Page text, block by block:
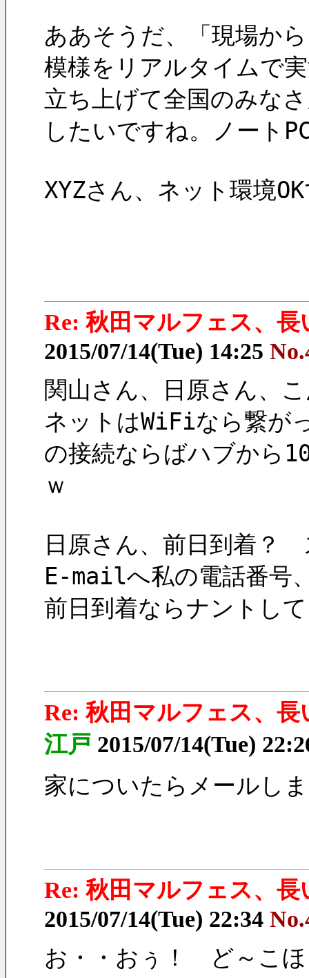
ああそうだ、「現場か
模様をリアルタイムで
立ち上げて全国のみな
したいですね。ノート
XYZさん、ネット環境
Re: 秋田マルフェス、
2015/07/14(Tue) 14:25
関山さん、日原さん、
ネットはWiFiなら繋が
の接続ならばハブから
ｗ
日原さん、前日到着？
E-mailへ私の電話番号
前日到着ならナントし
Re: 秋田マルフェス、
江戸 2015/07/14(Tue)
家についたらメールし
Re: 秋田マルフェス、
2015/07/14(Tue) 22:34
お・・おぅ！　ど～